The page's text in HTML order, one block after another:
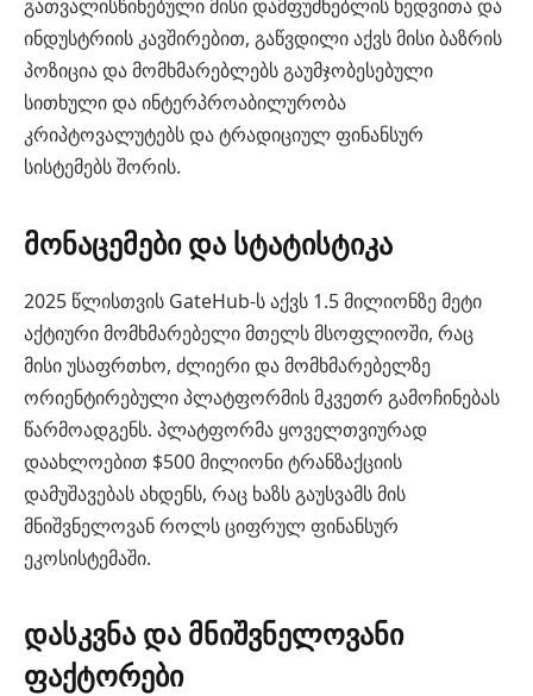
გათვალისწინებული მისი დამფუძნებლის ხედვითა და
ინდუსტრიის კავშირებით, გაწვდილი აქვს მისი ბაზრის
პოზიცია და მომხმარებლებს გაუმჯობესებული
სითხული და ინტერპროაბილურობა
კრიპტოვალუტებს და ტრადიციულ ფინანსურ
სისტემებს შორის.
მონაცემები და სტატისტიკა
2025 წლისთვის GateHub-ს აქვს 1.5 მილიონზე მეტი
აქტიური მომხმარებელი მთელს მსოფლიოში, რაც
მისი უსაფრთხო, ძლიერი და მომხმარებელზე
ორიენტირებული პლატფორმის მკვეთრ გამოჩინებას
წარმოადგენს. პლატფორმა ყოველთვიურად
დაახლოებით $500 მილიონი ტრანზაქციის
დამუშავებას ახდენს, რაც ხაზს გაუსვამს მის
მნიშვნელოვან როლს ციფრულ ფინანსურ
ეკოსისტემაში.
დასკვნა და მნიშვნელოვანი
ფაქტორები